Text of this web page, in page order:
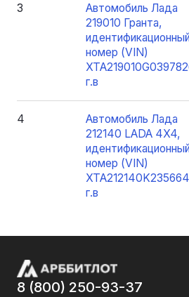
3
Автомобиль Лада
219010 Гранта,
идентификационный
номер (VIN)
г.в
4
Автомобиль Лада
212140 LADA 4X4,
идентификационный
номер (VIN)
г.в
8 (800) 250-93-37